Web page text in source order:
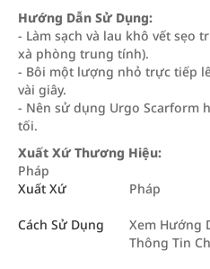
Hướng Dẫn Sử Dụng:
- Làm sạch và lau khô vết sẹo
xà phòng trung tính).
- Bôi một lượng nhỏ trực tiếp
vài giây.
- Nên sử dụng Urgo Scarform
tối.
Xuất Xứ Thương Hiệu:
Pháp
Xuất Xứ
Pháp
Cách Sử Dụng
Xem Hướng
Thông Tin